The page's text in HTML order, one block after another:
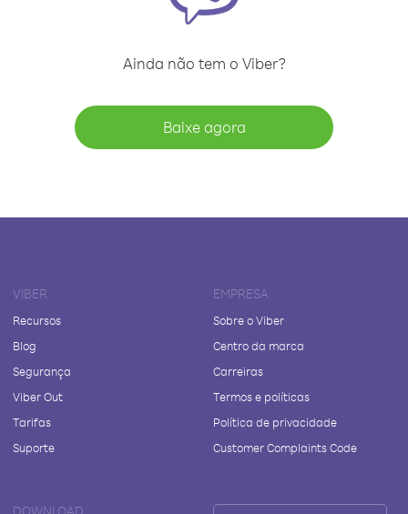
Ainda não tem o Viber?
Baixe agora
VIBER
Recursos
Blog
Segurança
Viber Out
Tarifas
Suporte
EMPRESA
Sobre o Viber
Centro da marca
Carreiras
Termos e políticas
Política de privacidade
Customer Complaints Code
DOWNLOAD